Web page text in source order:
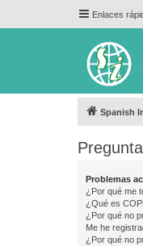
Enlaces
Spanish
Problemas
¿Por qué me
¿Qué es
¿Por qué no
Me he
¿Por qué no